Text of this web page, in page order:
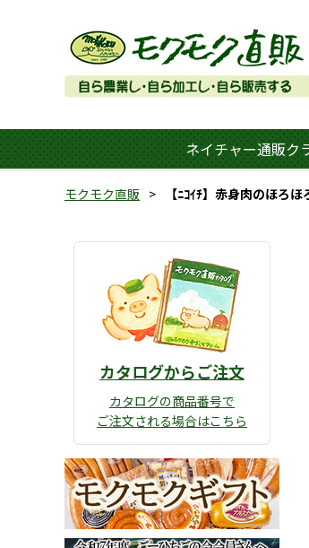
ネイチャー通販ク
モクモク直販 【ﾆｺｲﾁ】赤身肉のほろほ
カタログからご注文
カタログの商品番号で
ご注文される場合はこちら